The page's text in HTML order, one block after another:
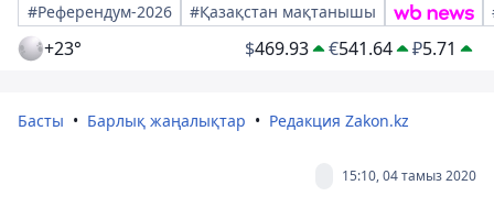
#Референдум-2026
#Қазақстан мақтанышы
+23° $469.93 €541.64 ₽5.71
Басты Барлық жаңалықтар Редакция Zakon.kz
15:10, 04 тамыз 2020